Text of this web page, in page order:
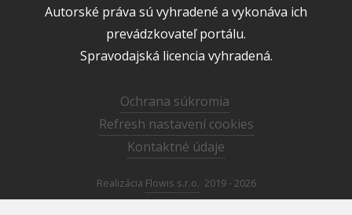
Autorské práva sú vyhradené a vykonáva ich
prevádzkovateľ portálu.
Spravodajská licencia vyhradená.
Ochrana súkromia
Refresh nastavení cookies
Kontaktné údaje
Realizácia Flowis s.r.o. 2019 - 2026